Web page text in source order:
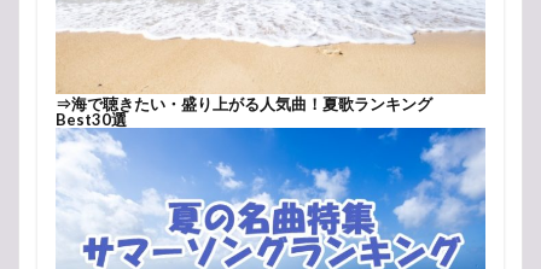
⇒海で聴きたい・盛り上がる人気曲！夏歌ランキング
Best30選